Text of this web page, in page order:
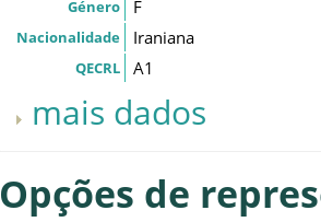
Género F
Nacionalidade Iraniana
QECRL A1
mais dados
Opções de